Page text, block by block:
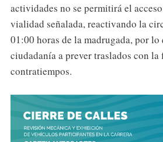
actividades no se permitirá el
vialidad señalada, reactivando la
01:00 horas de la madrugada, por lo
ciudadanía a prever traslados con
contratiempos.